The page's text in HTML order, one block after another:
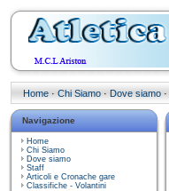
Home · Chi Siamo · Dove siamo ·
Navigazione
Home
Chi Siamo
Dove siamo
Staff
Articoli e Cronache gare
Classifiche - Volantini